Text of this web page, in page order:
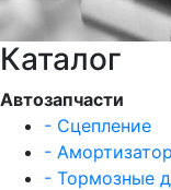
Каталог
Автозапчасти
- Сцепление
-
- Тормозные